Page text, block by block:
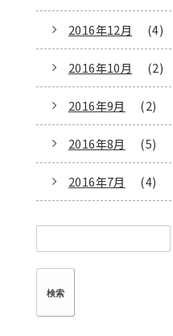
2016年12月 (4)
2016年10月 (2)
2016年9月 (2)
2016年8月 (5)
2016年7月 (4)
索: